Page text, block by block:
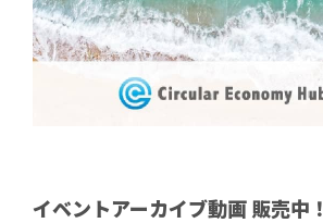
イベントアーカイブ動画 販売中！